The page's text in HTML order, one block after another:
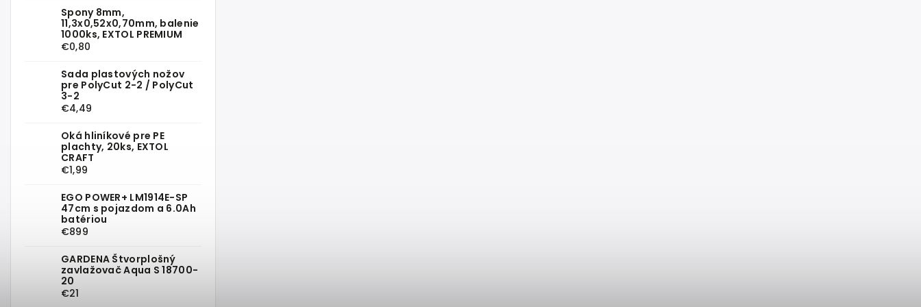
Spony 8mm,
11,3x0,52x0,70mm, balenie
1000ks, EXTOL PREMIUM
€0,80
Sada plastových nožov
pre PolyCut 2-2 / PolyCut
3-2
€4,49
Oká hliníkové pre PE
plachty, 20ks, EXTOL
CRAFT
€1,99
EGO POWER+ LM1914E-SP
47cm s pojazdom a 6.0Ah
batériou
€899
GARDENA Štvorplošný
zavlažovač Aqua S 18700-
20
€21